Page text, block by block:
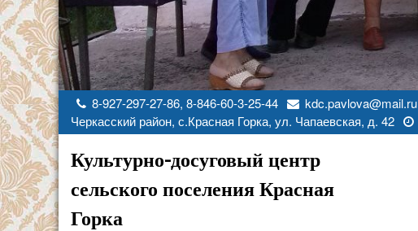
8-927-297-27-86, 8-846-60-3-25-44 kdc.pavlova@mail.ru
Черкасский район, с.Красная Горка, ул. Чапаевская, д. 42
Культурно-досуговый центр
сельского поселения Красная
Горка